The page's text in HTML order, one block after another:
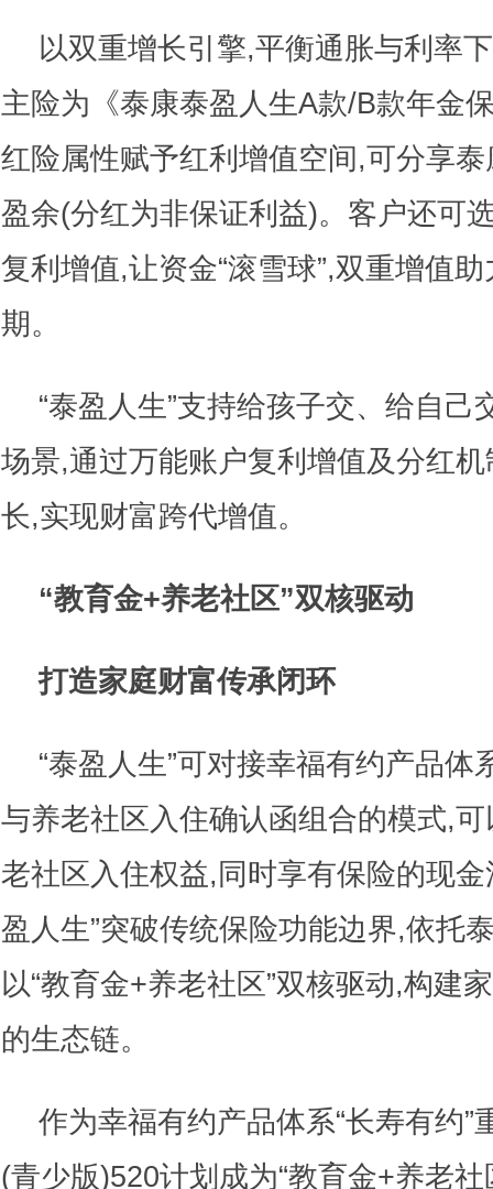
以双重增长引擎,平衡通胀与利率
主险为《泰康泰盈人生A款/B款年金
红险属性赋予红利增值空间,可分享
盈余(分红为非保证利益)。客户还可
复利增值,让资金“滚雪球”,双重增值
期。
“泰盈人生”支持给孩子交、给自己
场景,通过万能账户复利增值及分红
长,实现财富跨代增值。
“教育金+养老社区”双核驱动
打造家庭财富传承闭环
“泰盈人生”可对接幸福有约产品体
与养老社区入住确认函组合的模式,
老社区入住权益,同时享有保险的现金
盈人生”突破传统保险功能边界,依托
以“教育金+养老社区”双核驱动,构建
的生态链。
作为幸福有约产品体系“长寿有约”
(青少版)520计划成为“教育金+养老